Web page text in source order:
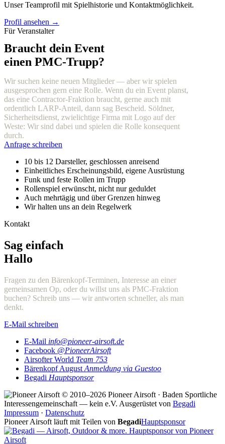
Unser Teamprofil mit Spielhistorie und Kontaktmöglichkeit.
Profil ansehen →
Für Veranstalter
Braucht dein Event
einen PMC-Trupp?
Wir suchen keine neuen Mitglieder — aber wir spielen
ausgesprochen gern eine Rolle. Wenn du ein Event planst,
das eine Contractor-Fraktion braucht, gerne auch mit
ordentlich LARP-Anteil, dann sag Bescheid. Söldner,
Sicherheitsdienst, zwielichtige Firma mit Logo auf der
Weste: Wir sind dabei und spielen die Rolle konsequent
durch.
Anfrage schreiben
10 bis 12 Darsteller, geschlossen anreisend
Einheitliches Erscheinungsbild, eigene Ausrüstung
Funk und feste Rollen im Trupp
Rollenspiel erwünscht, nicht nur geduldet
Auch mehrtägig und über Grenzen hinweg
Wir halten uns an dein Regelwerk
Kontakt
Sag einfach
Hallo
Fragen zu den Bärenkopf-Terminen, Interesse an einer
gemeinsamen Op, oder du willst uns als PMC-Fraktion
buchen? Schreib uns — wir antworten schneller, als man
denkt.
E-Mail schreiben
E-Mail info@pioneer-airsoft.de
Facebook @PioneerAirsoft
Airsofter World Team 753
Bärenkopf August Anmeldung via Guestoo
Begadi Hauptsponsor
© 2010–2026 Pioneer Airsoft · Baden Sportliche
Interessengemeinschaft — kein e.V. Ausgerüstet von Begadi
Impressum · Datenschutz
Pioneer Airsoft läuft mit Teilen von BegadiHauptsponsor